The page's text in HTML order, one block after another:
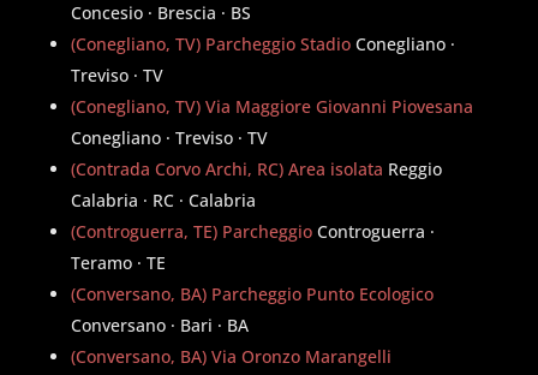
Concesio · Brescia · BS
(Conegliano, TV) Parcheggio Stadio Conegliano ·
Treviso · TV
(Conegliano, TV) Via Maggiore Giovanni Piovesana
Conegliano · Treviso · TV
(Contrada Corvo Archi, RC) Area isolata Reggio
Calabria · RC · Calabria
(Controguerra, TE) Parcheggio Controguerra ·
Teramo · TE
(Conversano, BA) Parcheggio Punto Ecologico
Conversano · Bari · BA
(Conversano, BA) Via Oronzo Marangelli